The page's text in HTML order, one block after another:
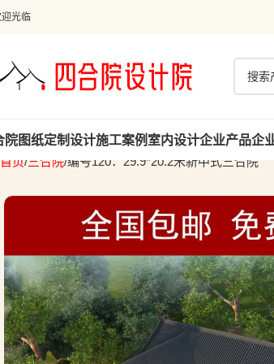
光临
院图纸定制设计施工案例 室内设计企业产品企
首页 三合院 编号120：29.9*20.2米新中式三合院